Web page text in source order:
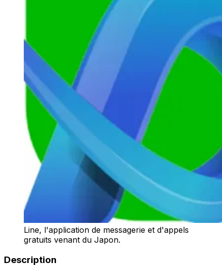
Line, l'application de messagerie et d'appels
gratuits venant du Japon.
Description